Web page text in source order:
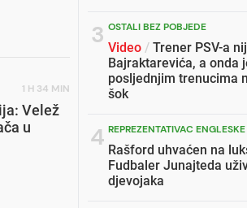
1 H 34 MIN
Velež
u
3 OSTALI BEZ POBJEDE
Video /Trener PSV-a
Bajraktarevića, a onda
posljednjim trenucima
šok
4 REPREZENTATIVAC ENGLESKE
Rašford uhvaćen na
Fudbaler Junajteda
djevojaka